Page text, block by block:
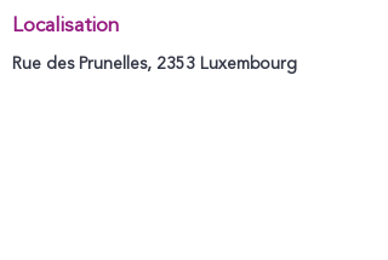
Localisation
Rue des Prunelles, 2353 Luxembourg